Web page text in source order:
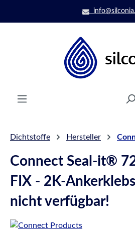
Zum Hauptinhalt springen
Dichtstoffe Hersteller
Connect Seal-it®
FIX - 2K-
nicht verfügbar!